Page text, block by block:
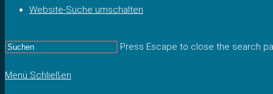
Website-Suche umschalten
Press Escape to close the search
Menü Schließen